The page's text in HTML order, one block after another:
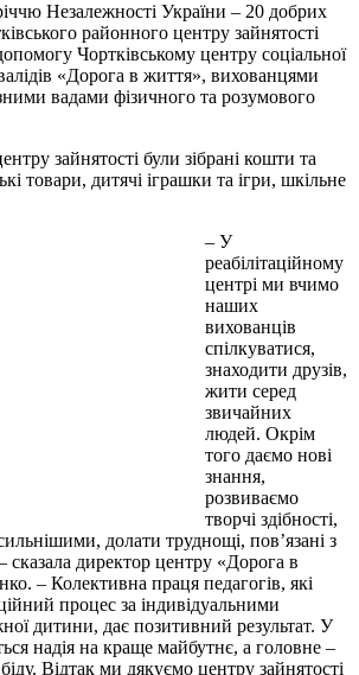
Незалежності України – 20 добрих
районного центру зайнятості
Чортківському центру соціальної
«Дорога в життя», вихованцями
вадами фізичного та розумового
зайнятості були зібрані кошти та
товари, дитячі іграшки та ігри, шкільне
– У
реабілітаційному
центрі ми вчимо
наших
вихованців
спілкуватися,
знаходити друзів,
жити серед
звичайних
людей. Окрім
того даємо нові
знання,
розвиваємо
творчі здібності,
долати труднощі, пов’язані з
директор центру «Дорога в
– Колективна праця педагогів, які
процес за індивідуальними
дитини, дає позитивний результат. У
надія на краще майбутнє, а головне –
Відтак ми дякуємо центру зайнятості